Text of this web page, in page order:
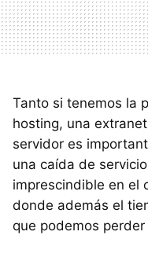
Tanto si tenemos la
hosting, una
servidor es
una caída de
imprescindible en el
donde además el
que podemos